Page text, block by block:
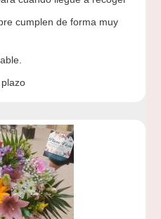
cumplen de forma muy